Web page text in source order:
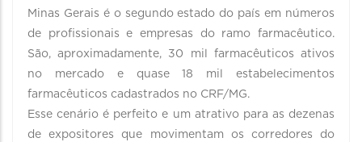
Minas Gerais é o segundo estado do país em números
de profissionais e empresas do ramo farmacêutico.
São, aproximadamente, 30 mil farmacêuticos ativos
no mercado e quase 18 mil estabelecimentos
farmacêuticos cadastrados no CRF/MG.
Esse cenário é perfeito e um atrativo para as dezenas
de expositores que movimentam os corredores do